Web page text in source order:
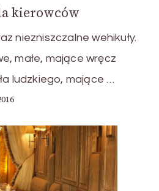
kierowców
niezniszczalne wehikuły.
małe, mające wręcz
ludzkiego, mające …